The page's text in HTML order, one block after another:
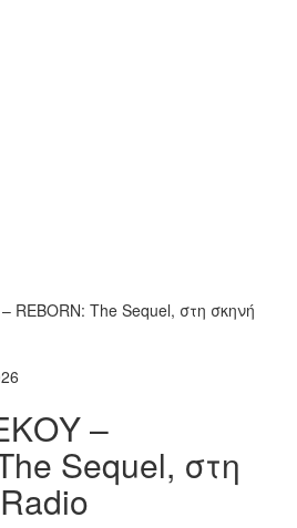
REBORN: The Sequel, στη σκηνή
–
Sequel, στη